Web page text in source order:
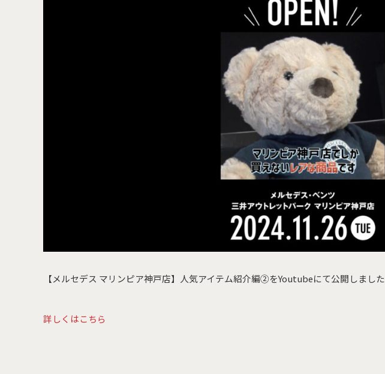
【メルセデス マリンピア神戸店】人気アイテム紹介編②をYoutubeにて公開しました
詳しくはこちら